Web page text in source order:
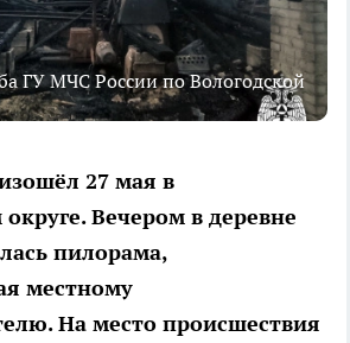
ГУ МЧС России по Вологодской
27 мая в
Вечером в деревне
пилорама,
местному
На место происшествия